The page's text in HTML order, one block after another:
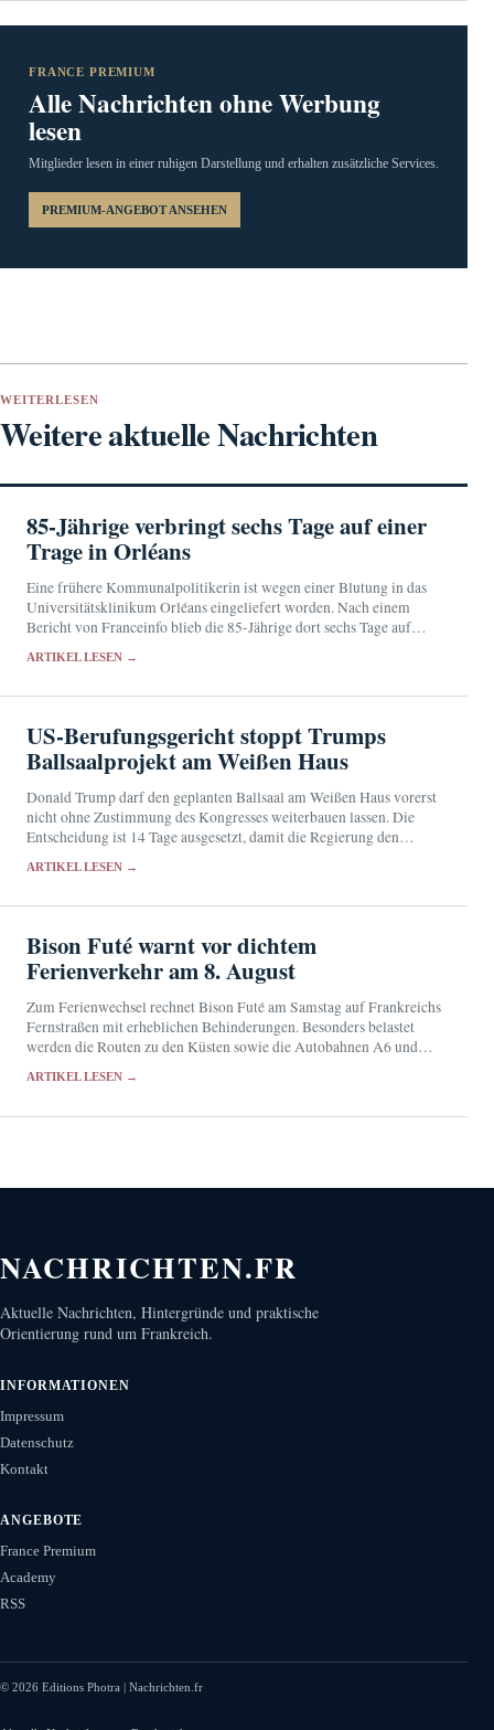
FRANCE PREMIUM
Alle Nachrichten ohne Werbung
lesen
Mitglieder lesen in einer ruhigen Darstellung und erhalten zusätzliche Services.
PREMIUM-ANGEBOT ANSEHEN
WEITERLESEN
Weitere aktuelle Nachrichten
85-Jährige verbringt sechs Tage auf einer
Trage in Orléans
Eine frühere Kommunalpolitikerin ist wegen einer Blutung in das
Universitätsklinikum Orléans eingeliefert worden. Nach einem
Bericht von Franceinfo blieb die 85-Jährige dort sechs Tage auf
ARTIKEL LESEN →
US-Berufungsgericht stoppt Trumps
Ballsaalprojekt am Weißen Haus
Donald Trump darf den geplanten Ballsaal am Weißen Haus vorerst
nicht ohne Zustimmung des Kongresses weiterbauen lassen. Die
Entscheidung ist 14 Tage ausgesetzt, damit die Regierung den
ARTIKEL LESEN →
Bison Futé warnt vor dichtem
Ferienverkehr am 8. August
Zum Ferienwechsel rechnet Bison Futé am Samstag auf Frankreichs
Fernstraßen mit erheblichen Behinderungen. Besonders belastet
werden die Routen zu den Küsten sowie die Autobahnen A6 und
ARTIKEL LESEN →
NACHRICHTEN.FR
Aktuelle Nachrichten, Hintergründe und praktische
Orientierung rund um Frankreich.
INFORMATIONEN
Impressum
Datenschutz
Kontakt
ANGEBOTE
France Premium
Academy
RSS
© 2026 Editions Photra | Nachrichten.fr